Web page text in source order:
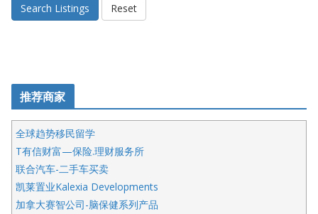
Search Listings Reset
推荐商家
全球趋势移民留学
T有信财富—保险.理财服务所
联合汽车-二手车买卖
凯莱置业Kalexia Developments
加拿大赛智公司-脑保健系列产品